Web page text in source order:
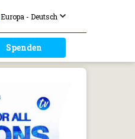
Spenden
Europa - Deutsch